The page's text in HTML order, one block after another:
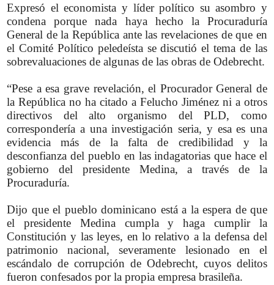
Expresó el economista y líder político su asombro y
condena porque nada haya hecho la Procuraduría
General de la República ante las revelaciones de que en
el Comité Político peledeísta se discutió el tema de las
sobrevaluaciones de algunas de las obras de Odebrecht.
“Pese a esa grave revelación, el Procurador General de
la República no ha citado a Felucho Jiménez ni a otros
directivos del alto organismo del PLD, como
correspondería a una investigación seria, y esa es una
evidencia más de la falta de credibilidad y la
desconfianza del pueblo en las indagatorias que hace el
gobierno del presidente Medina, a través de la
Procuraduría.
Dijo que el pueblo dominicano está a la espera de que
el presidente Medina cumpla y haga cumplir la
Constitución y las leyes, en lo relativo a la defensa del
patrimonio nacional, severamente lesionado en el
escándalo de corrupción de Odebrecht, cuyos delitos
fueron confesados por la propia empresa brasileña.